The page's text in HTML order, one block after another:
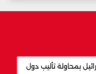
بمحاولة تأليب دول